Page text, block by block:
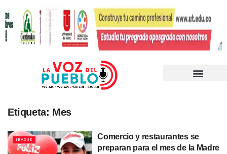
Etiqueta: Mes
IBAGUÉ
Comercio y restaurantes se
preparan para el mes de la Madre